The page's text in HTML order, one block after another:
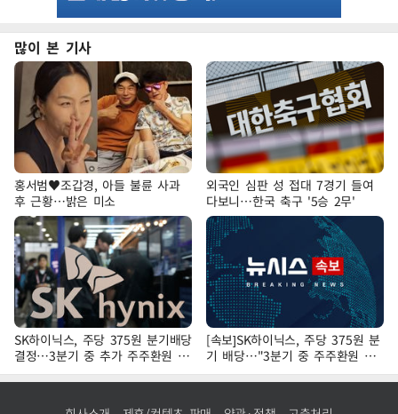
많이 본 기사
홍서범♥조갑경, 아들 불륜 사과
후 근황…밝은 미소
외국인 심판 성 접대 7경기 들여
다보니…한국 축구 '5승 2무'
SK하이닉스, 주당 375원 분기배당
결정…3분기 중 추가 주주환원 발
표
[속보]SK하이닉스, 주당 375원 분
기 배당…"3분기 중 주주환원 방
안 확정"